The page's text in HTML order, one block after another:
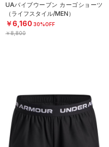
UAバイブウーブン カーゴショーツ
（ライフスタイル/MEN）
￥6,160 30%OFF
￥8,800